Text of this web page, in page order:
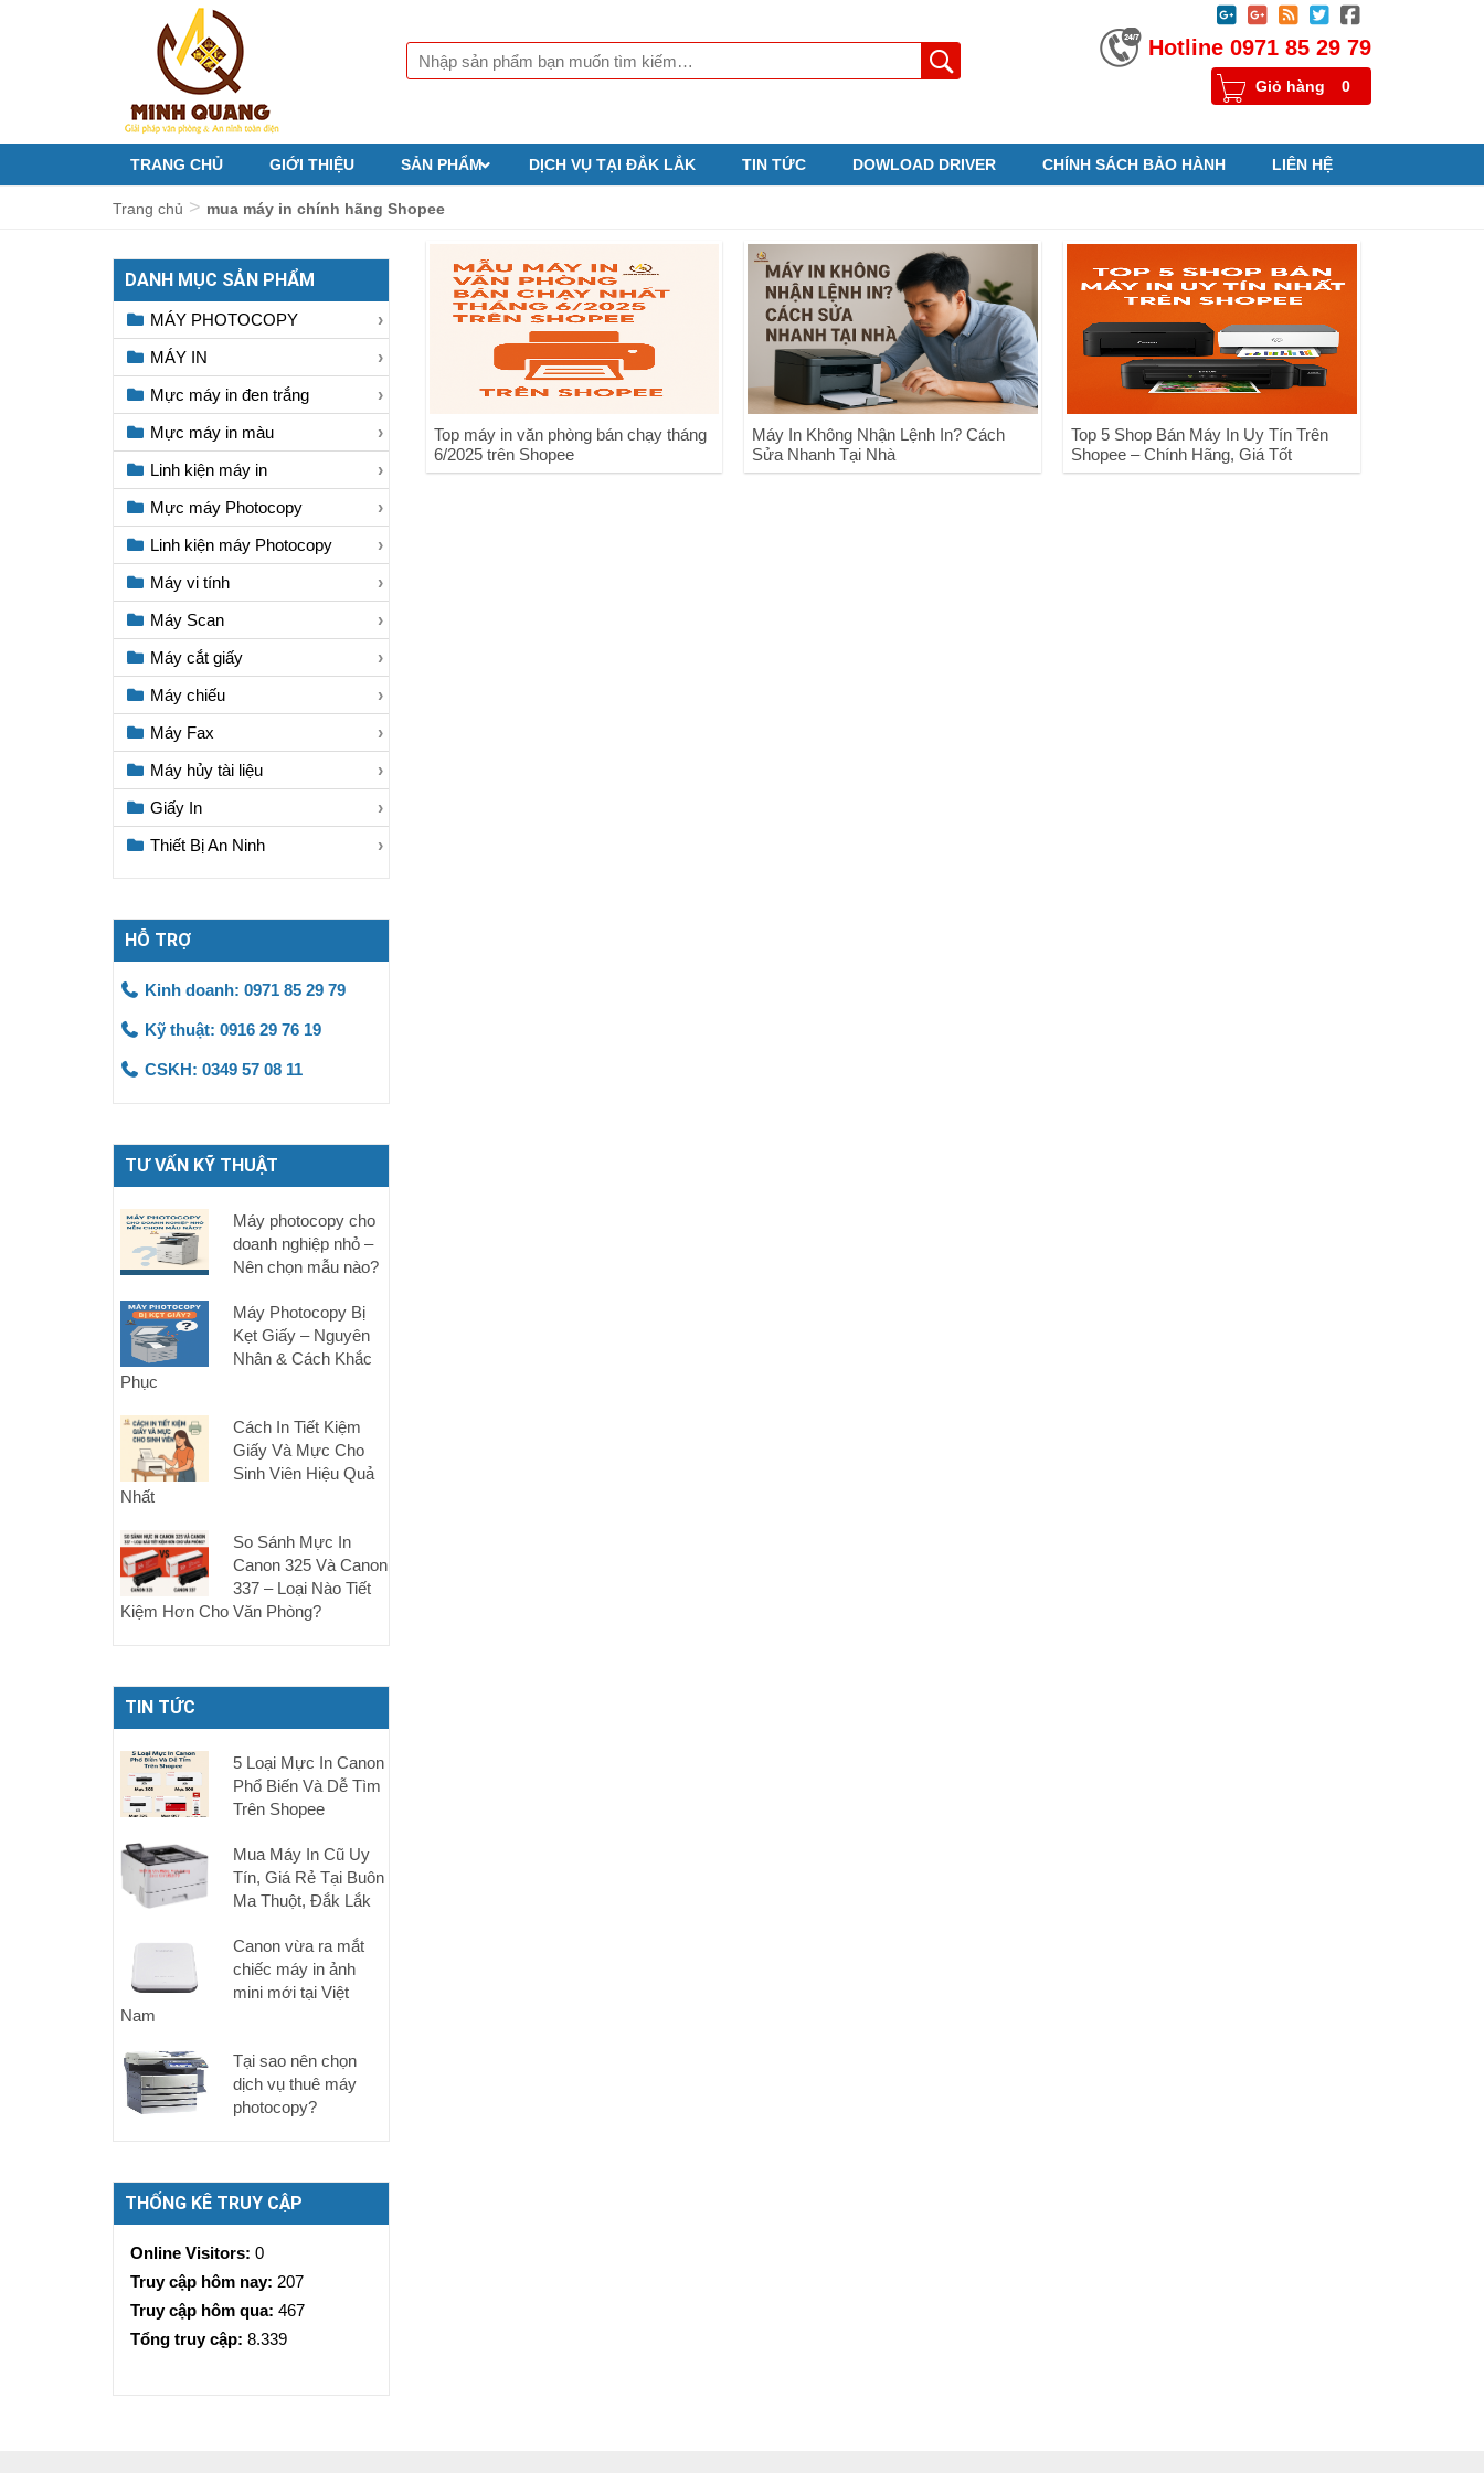





Hotline 0971 85 29 79
Giỏ hàng 0
TRANG CHỦ GIỚI THIỆU SẢN PHẨM DỊCH VỤ TẠI ĐẮK LẮK TIN TỨC DOWLOAD DRIVER CHÍNH SÁCH BẢO HÀNH LIÊN HỆ
Trang chủ > mua máy in chính hãng Shopee
Top máy in văn phòng bán chạy tháng
6/2025 trên Shopee
Máy In Không Nhận Lệnh In? Cách
Sửa Nhanh Tại Nhà
Top 5 Shop Bán Máy In Uy Tín Trên
Shopee – Chính Hãng, Giá Tốt
DANH MỤC SẢN PHẨM
MÁY PHOTOCOPY
MÁY IN
Mực máy in đen trắng
Mực máy in màu
Linh kiện máy in
Mực máy Photocopy
Linh kiện máy Photocopy
Máy vi tính
Máy Scan
Máy cắt giấy
Máy chiếu
Máy Fax
Máy hủy tài liệu
Giấy In
Thiết Bị An Ninh
HỖ TRỢ
Kinh doanh: 0971 85 29 79
Kỹ thuật: 0916 29 76 19
CSKH: 0349 57 08 11
TƯ VẤN KỸ THUẬT
Máy photocopy cho
doanh nghiệp nhỏ –
Nên chọn mẫu nào?
Máy Photocopy Bị
Kẹt Giấy – Nguyên
Nhân & Cách Khắc
Phục
Cách In Tiết Kiệm
Giấy Và Mực Cho
Sinh Viên Hiệu Quả
Nhất
So Sánh Mực In
Canon 325 Và Canon
337 – Loại Nào Tiết
Kiệm Hơn Cho Văn Phòng?
TIN TỨC
5 Loại Mực In Canon
Phổ Biến Và Dễ Tìm
Trên Shopee
Mua Máy In Cũ Uy
Tín, Giá Rẻ Tại Buôn
Ma Thuột, Đắk Lắk
Canon vừa ra mắt
chiếc máy in ảnh
mini mới tại Việt
Nam
Tại sao nên chọn
dịch vụ thuê máy
photocopy?
THỐNG KÊ TRUY CẬP
Online Visitors: 0
Truy cập hôm nay: 207
Truy cập hôm qua: 467
Tổng truy cập: 8.339